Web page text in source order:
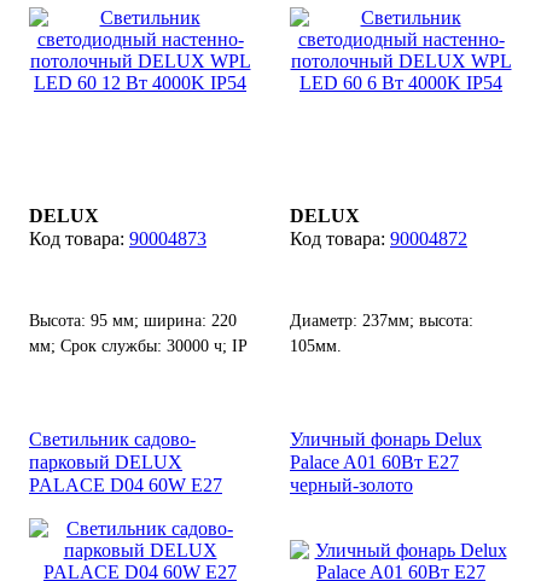
DELUX
90004873
Высота: 95 мм; ширина: 220
мм; Срок службы: 30000 ч; IP
DELUX
90004872
Диаметр: 237мм; высота:
105мм.
Светильник садово-
парковый DELUX
PALACE D04 60W E27
Уличный фонарь Delux
Palace A01 60Вт Е27
черный-золото